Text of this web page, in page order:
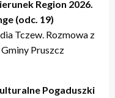
Region 2026.
(odc. 19)
Tczew. Rozmowa z
Pruszcz
Pogaduszki